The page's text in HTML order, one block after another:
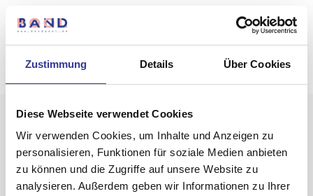
Zustimmung Details Über Cookies
Diese Webseite verwendet Cookies
Wir verwenden Cookies, um Inhalte und Anzeigen zu
personalisieren, Funktionen für soziale Medien anbieten
zu können und die Zugriffe auf unsere Website zu
analysieren. Außerdem geben wir Informationen zu Ihrer